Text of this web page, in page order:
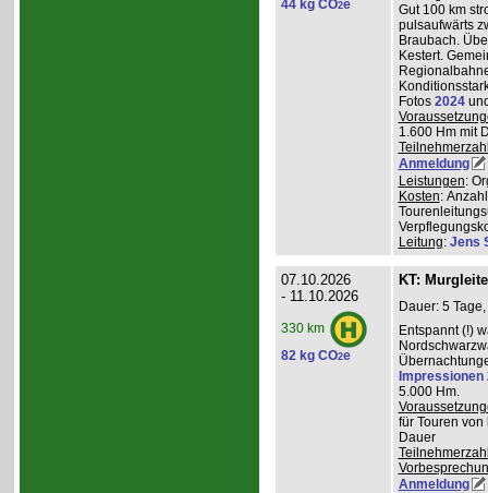
44 kg CO2e
Gut 100 km
pulsaufwärts
Braubach.
Kestert.
Fotos 2024
1.600 Hm mit
Anmeldung
Leistungen:
Kosten:
Leitung: Jens
07.10.2026
- 11.10.2026
330 km
82 kg CO2e
KT:
Dauer: 5
Entspannt (!)
Impressionen
5.000 Hm.
für Touren
Dauer
Anmeldung